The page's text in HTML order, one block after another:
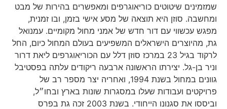
שמזמינים שיטוטים כוריאוגרפים ומאפשרים בהירות של מבט
ומחשבה. סוזן היא תוצאה של מסע אישי בזמן, ובו זמנית,
מפגש עכשווי עם דור חדש של אמני מחול מקומיים. עמנואל
גת, מהיוצרים הישראלים המשפיעים בעולם המחול כיום, החל
לרקוד בגיל 23 במרכז סוזן דלל עם הכוריאוגרפים ליאת דרור
וניר בן-גל. יצירתו הראשונה ארבעה ריקודים עלתה בפסטיבל
גוונים במחול בשנת 1994, ואחריה יצר מספר רב של
פרויקטים ועבודות שעלו במסגרות שונות בארץ ובחו״ל,
וביססו את סגנונו הייחודי. בשנת 2003 זכה גת בפרס